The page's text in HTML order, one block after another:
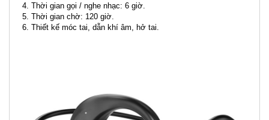
4. Thời gian gọi / nghe nhạc: 6 giờ.
5. Thời gian chờ: 120 giờ.
6. Thiết kế móc tai, dẫn khí âm, hở tai.